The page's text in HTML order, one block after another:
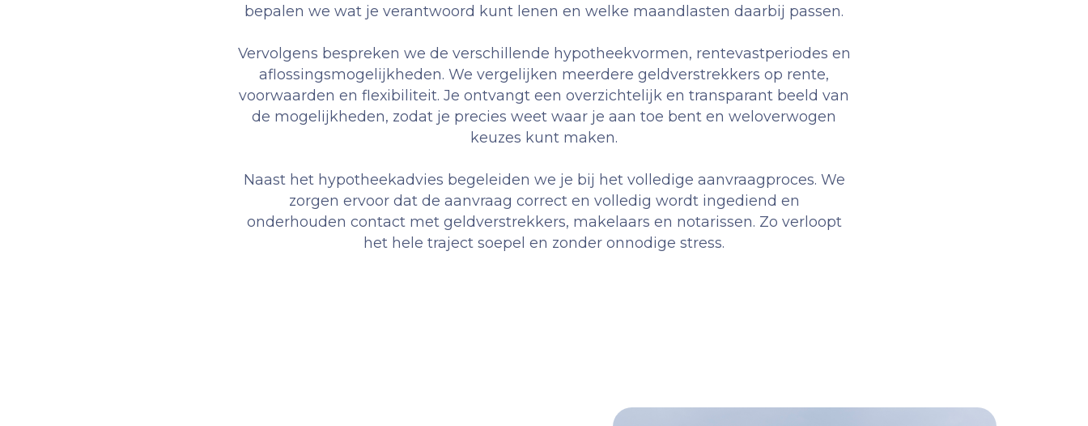
bepalen we wat je verantwoord kunt lenen en welke maandlasten daarbij passen.
Vervolgens bespreken we de verschillende hypotheekvormen, rentevastperiodes en
aflossingsmogelijkheden. We vergelijken meerdere geldverstrekkers op rente,
voorwaarden en flexibiliteit. Je ontvangt een overzichtelijk en transparant beeld van
de mogelijkheden, zodat je precies weet waar je aan toe bent en weloverwogen
keuzes kunt maken.
Naast het hypotheekadvies begeleiden we je bij het volledige aanvraagproces. We
zorgen ervoor dat de aanvraag correct en volledig wordt ingediend en
onderhouden contact met geldverstrekkers, makelaars en notarissen. Zo verloopt
het hele traject soepel en zonder onnodige stress.